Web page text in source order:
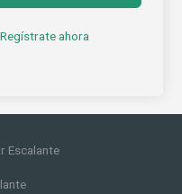
Regístrate ahora
Escalante